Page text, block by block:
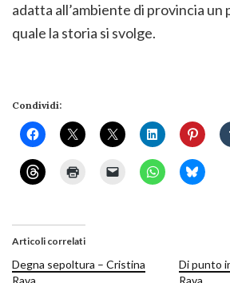
adatta all’ambiente di provincia un
quale la storia si svolge.
Condividi:
Articoli correlati
Degna sepoltura – Cristina
Rava
Di punto
Rava